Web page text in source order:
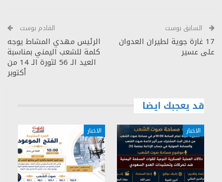
السابق بوست
17 غارة جوية لطيران العدوان
على عسير
القادم بوست
الرئيس مهدي المشاط يوجه
كلمة للشعب اليمني بمناسبة
العيد الـ 56 لثورة الـ 14 من
أكتوبر
قد يعجبك ايضا
الاخبار الاخبار